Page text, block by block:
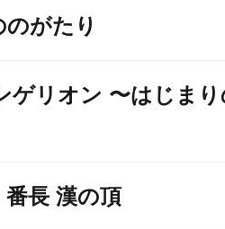
がたり
ゲリオン 〜はじま
長 漢の頂